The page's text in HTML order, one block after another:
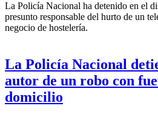
La Policía Nacional ha detenido en el
presunto responsable del hurto de un
negocio de hostelería.
La Policía Nacional
autor de un robo con
domicilio